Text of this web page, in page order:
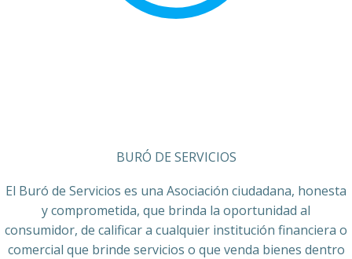
BURÓ DE SERVICIOS
El Buró de Servicios es una Asociación ciudadana, honesta
y comprometida, que brinda la oportunidad al
consumidor, de calificar a cualquier institución financiera o
comercial que brinde servicios o que venda bienes dentro